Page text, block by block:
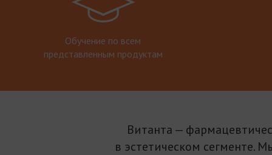
Обучение по всем
представленным продуктам
Витанта —
в эстетическом сегменте.